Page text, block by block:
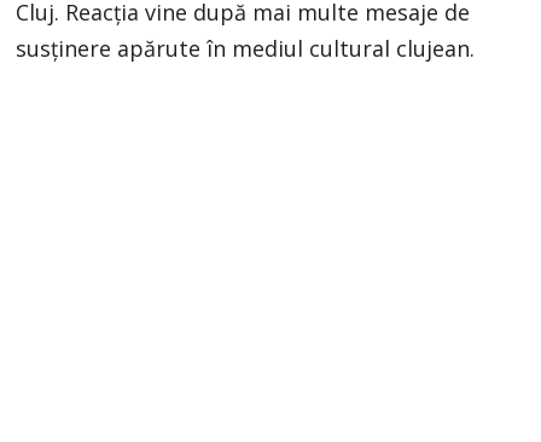
Cluj. Reacția vine după mai multe mesaje de
susținere apărute în mediul cultural clujean.